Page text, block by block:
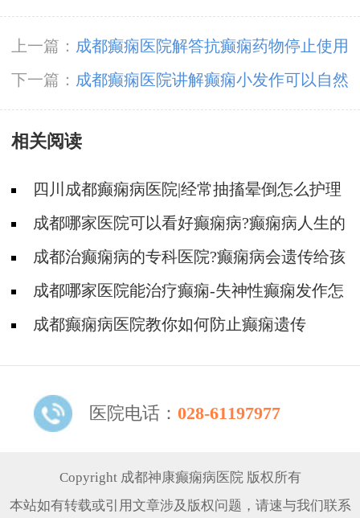
上一篇： 成都癫痫医院解答抗癫痫药物停止使用
后为什么又发作了?
下一篇： 成都癫痫医院讲解癫痫小发作可以自然
恢复吗?
相关阅读
四川成都癫痫病医院|经常抽搐晕倒怎么护理
成都哪家医院可以看好癫痫病?癫痫病人生的
孩子会不会遗传?
成都治癫痫病的专科医院?癫痫病会遗传给孩
子吗成都哪家医院能治疗癫痫-失神性癫痫发作怎
么护理成都癫痫病医院教你如何防止癫痫遗传
医院电话： 028-61197977
Copyright 成都神康癫痫病医院 版权所有
本站如有转载或引用文章涉及版权问题，请速与我们联系